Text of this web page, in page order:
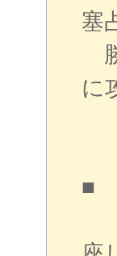
塞
に
■